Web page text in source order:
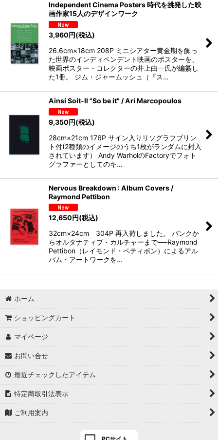
Independent Cinema Posters 時代を挑発した映
画作家15人のデザインワーク
3,960円(税込)
26.6cm×18cm 208P ミニシアター黄金期を飾っ
た世界のインディペンデント映画のポスターを、
映画ポスター・コレクターの井上由一氏が編纂し
た1冊。 ジム・ジャームッシュ（『ス…
Ainsi Soit-Il "So be it" / Ari Marcopoulos
9,350円(税込)
28cm×21cm 176P サイン入りリソグラフプリン
ト付(2種類のイメージのうち1枚がランダムに封入
されています） Andy WarholのFactoryでフォト
グラファーとしてのキ…
Nervous Breakdown : Album Covers /
Raymond Pettibon
12,650円(税込)
32cm×24cm 304P 再入荷しました。 パンクか
らオルタナティブ・カルチャーまで──Raymond
Pettibon（レイモンド・ペティボン）によるアル
バム・アートワークを…
ホーム
ショッピングカート
マイページ
お問い合せ
最近チェックしたアイテム
特定商取引法表示
ご利用案内